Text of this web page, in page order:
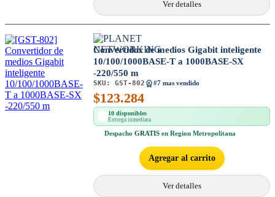
Ver detalles
Convertidor de medios Gigabit inteligente
10/100/1000BASE-T a 1000BASE-SX
-220/550 m
SKU: GST-802 #7 mas vendido
$123.284
10 disponibles
Entrega inmediata
Despacho GRATIS en Region Metropolitana
Agregar al carrito
Ver detalles